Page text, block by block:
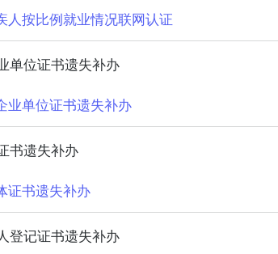
人按比例就业情况联网认证
单位证书遗失补办
业单位证书遗失补办
书遗失补办
证书遗失补办
登记证书遗失补办